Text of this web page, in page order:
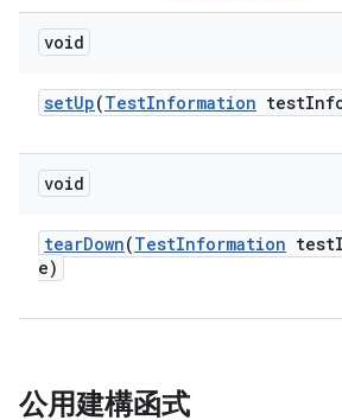
void
setUp(TestInformation test
void
tearDown(TestInformation test
e)
公用建構函式